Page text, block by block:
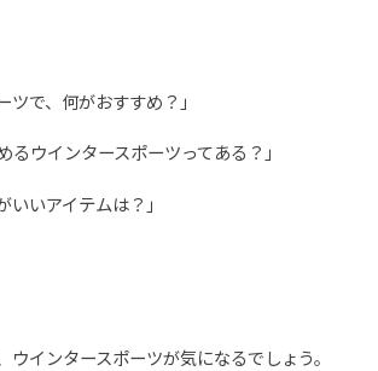
ツで、何がおすすめ？」
るウインタースポーツってある？」
いいアイテムは？」
ウインタースポーツが気になるでしょう。